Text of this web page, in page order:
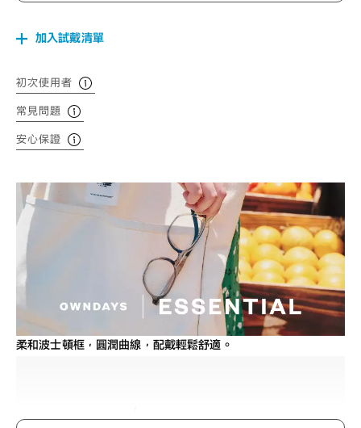
加入試戴清單
初次使用者
常見問題
安心保證
柔和波士頓框，圓潤曲線，配戴輕鬆舒適。